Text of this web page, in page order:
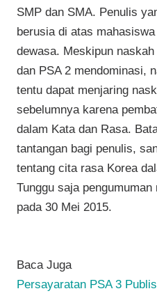
SMP dan SMA. Penulis
berusia di atas
dewasa. Meskipun
dan PSA 2 mendominasi,
tentu dapat menjaring
sebelumnya karena
dalam Kata dan Rasa.
tantangan bagi penulis,
tentang cita rasa Korea
Tunggu saja
pada 30 Mei 2015.
Baca Juga
Persayaratan PSA 3